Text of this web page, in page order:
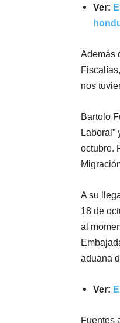
Ver:
Además
nos
Bartolo
octubre.
A su
18 de
al
aduana
Ver:
Fuentes